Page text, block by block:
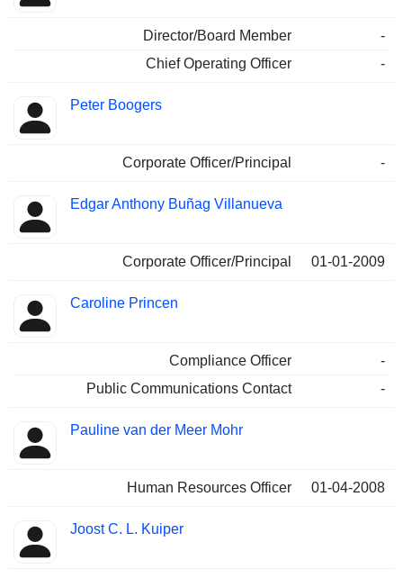
Director/Board Member
-
Chief Operating Officer
-
Peter Boogers
Corporate Officer/Principal -
Edgar Anthony Buñag Villanueva
Corporate Officer/Principal 01-01-2009
Caroline Princen
Compliance Officer
-
Public Communications Contact
-
Pauline van der Meer Mohr
Human Resources Officer 01-04-2008
Joost C. L. Kuiper